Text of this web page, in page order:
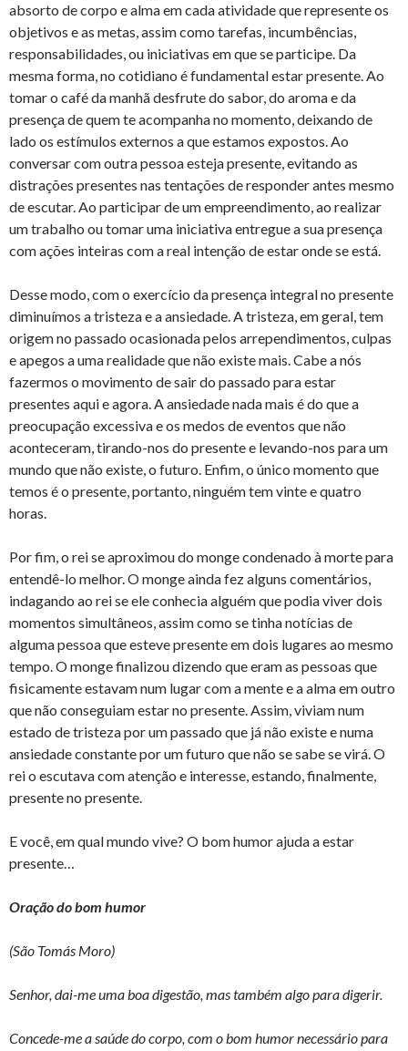
absorto de corpo e alma em cada atividade que represente os
objetivos e as metas, assim como tarefas, incumbências,
responsabilidades, ou iniciativas em que se participe. Da
mesma forma, no cotidiano é fundamental estar presente. Ao
tomar o café da manhã desfrute do sabor, do aroma e da
presença de quem te acompanha no momento, deixando de
lado os estímulos externos a que estamos expostos. Ao
conversar com outra pessoa esteja presente, evitando as
distrações presentes nas tentações de responder antes mesmo
de escutar. Ao participar de um empreendimento, ao realizar
um trabalho ou tomar uma iniciativa entregue a sua presença
com ações inteiras com a real intenção de estar onde se está.
Desse modo, com o exercício da presença integral no presente
diminuímos a tristeza e a ansiedade. A tristeza, em geral, tem
origem no passado ocasionada pelos arrependimentos, culpas
e apegos a uma realidade que não existe mais. Cabe a nós
fazermos o movimento de sair do passado para estar
presentes aqui e agora. A ansiedade nada mais é do que a
preocupação excessiva e os medos de eventos que não
aconteceram, tirando-nos do presente e levando-nos para um
mundo que não existe, o futuro. Enfim, o único momento que
temos é o presente, portanto, ninguém tem vinte e quatro
horas.
Por fim, o rei se aproximou do monge condenado à morte para
entendê-lo melhor. O monge ainda fez alguns comentários,
indagando ao rei se ele conhecia alguém que podia viver dois
momentos simultâneos, assim como se tinha notícias de
alguma pessoa que esteve presente em dois lugares ao mesmo
tempo. O monge finalizou dizendo que eram as pessoas que
fisicamente estavam num lugar com a mente e a alma em outro
que não conseguiam estar no presente. Assim, viviam num
estado de tristeza por um passado que já não existe e numa
ansiedade constante por um futuro que não se sabe se virá. O
rei o escutava com atenção e interesse, estando, finalmente,
presente no presente.
E você, em qual mundo vive? O bom humor ajuda a estar
presente…
Oração do bom humor
(São Tomás Moro)
Senhor, dai-me uma boa digestão, mas também algo para digerir.
Concede-me a saúde do corpo, com o bom humor necessário para